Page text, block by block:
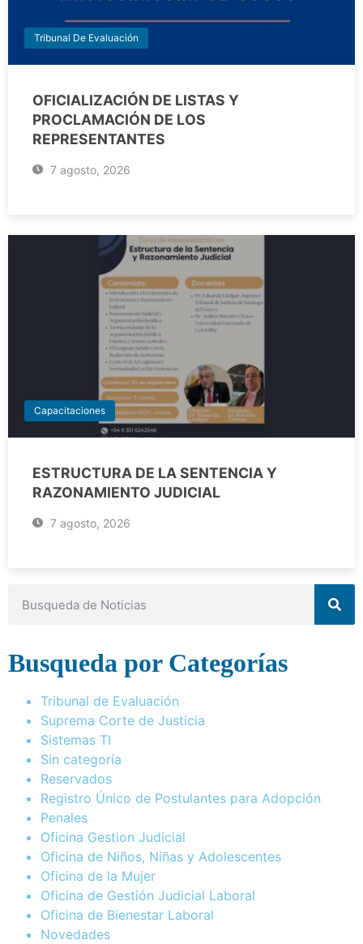
Tribunal De Evaluación
OFICIALIZACIÓN DE LISTAS Y
PROCLAMACIÓN DE LOS
REPRESENTANTES
7 agosto, 2026
Capacitaciones
ESTRUCTURA DE LA SENTENCIA Y
RAZONAMIENTO JUDICIAL
7 agosto, 2026
Busqueda por Categorías
Tribunal de Evaluación
Suprema Corte de Justicia
Sistemas TI
Sin categoría
Reservados
Registro Único de Postulantes para Adopción
Penales
Oficina Gestion Judicial
Oficina de Niños, Niñas y Adolescentes
Oficina de la Mujer
Oficina de Gestión Judicial Laboral
Oficina de Bienestar Laboral
Novedades